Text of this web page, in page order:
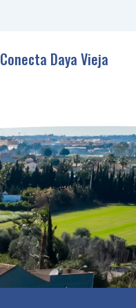
Conecta Daya Vieja